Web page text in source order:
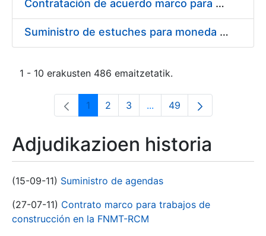
Contratación de acuerdo marco para el Suministro de Material de Electricidad para la Fábrica Nacional de Moneda y Timbre-Real Casa de la Moneda en su centro de trabajo de Burgos
Suministro de estuches para moneda de 30 €
1 - 10 erakusten 486 emaitzetatik.
Orrialdea
1 Orrialdea
2 Orrialdea
3 ...Intermediate Pages Use
Orrialdea
49
Adjudikazioen historia
(15-09-11) Suministro de agendas
(27-07-11) Contrato marco para trabajos de
construcción en la FNMT-RCM